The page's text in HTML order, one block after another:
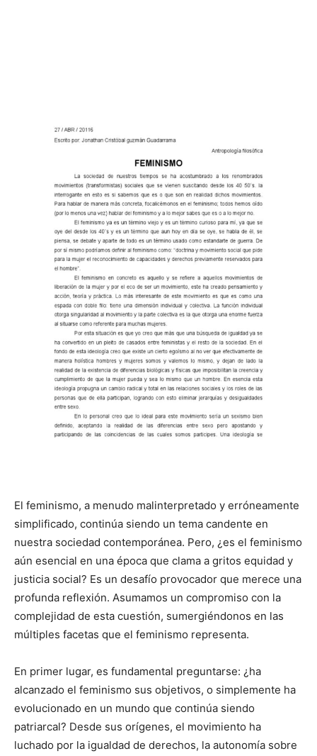
El feminismo, a menudo malinterpretado y erróneamente
simplificado, continúa siendo un tema candente en
nuestra sociedad contemporánea. Pero, ¿es el feminismo
aún esencial en una época que clama a gritos equidad y
justicia social? Es un desafío provocador que merece una
profunda reflexión. Asumamos un compromiso con la
complejidad de esta cuestión, sumergiéndonos en las
múltiples facetas que el feminismo representa.
En primer lugar, es fundamental preguntarse: ¿ha
alcanzado el feminismo sus objetivos, o simplemente ha
evolucionado en un mundo que continúa siendo
patriarcal? Desde sus orígenes, el movimiento ha
luchado por la igualdad de derechos, la autonomía sobre